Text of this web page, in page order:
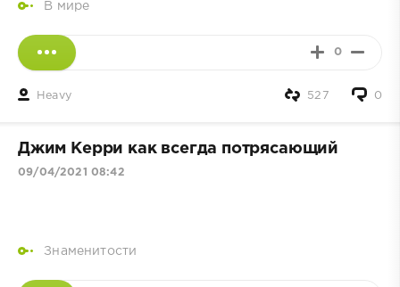
В мире
0
Heavy 0
527
Джим Керри как всегда потрясающий
09/04/2021 08:42
Знаменитости